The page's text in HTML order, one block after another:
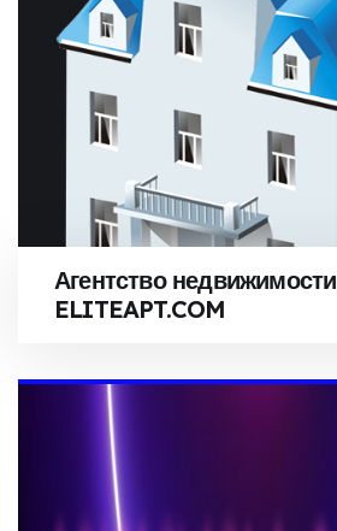
Агентство недвижимости
ELITEAPT.COM